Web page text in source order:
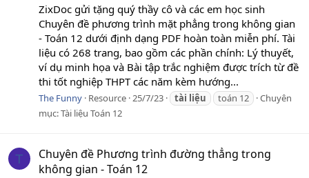
ZixDoc gửi tặng quý thầy cô và các em học sinh
Chuyên đề phương trình mặt phẳng trong không gian
- Toán 12 dưới định dạng PDF hoàn toàn miễn phí. Tài
liệu có 268 trang, bao gồm các phần chính: Lý thuyết,
ví dụ minh họa và Bài tập trắc nghiệm được trích từ đề
thi tốt nghiệp THPT các năm kèm hướng...
The Funny Resource 25/7/23 tài liệu toán 12
Chuyên
mục:Tài liệu Toán 12
T
Chuyên đề Phương trình đường thẳng trong
không gian - Toán 12